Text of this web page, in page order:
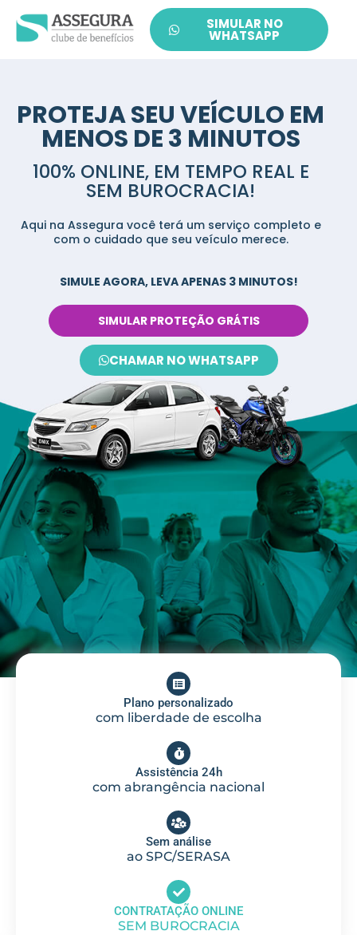
SIMULAR NO
WHATSAPP
PROTEJA SEU VEÍCULO EM
MENOS DE 3 MINUTOS
100% ONLINE, EM TEMPO REAL E
SEM BUROCRACIA!
Aqui na Assegura você terá um serviço completo e
com o cuidado que seu veículo merece.
SIMULE AGORA, LEVA APENAS 3 MINUTOS!
SIMULAR PROTEÇÃO GRÁTIS
CHAMAR NO WHATSAPP
Plano personalizado
com liberdade de escolha
Assistência 24h
com abrangência nacional
Sem análise
ao SPC/SERASA
CONTRATAÇÃO ONLINE
SEM BUROCRACIA